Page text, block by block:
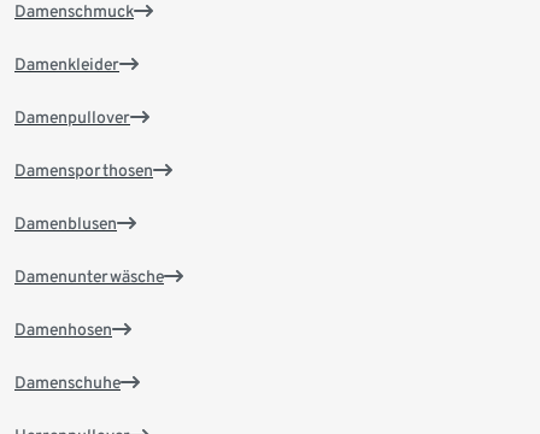
Damenschmuck
Damenkleider
Damenpullover
Damensporthosen
Damenblusen
Damenunterwäsche
Damenhosen
Damenschuhe